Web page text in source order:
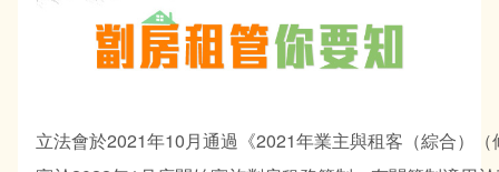
立法會於2021年10月通過《2021年業主與租客（綜合）